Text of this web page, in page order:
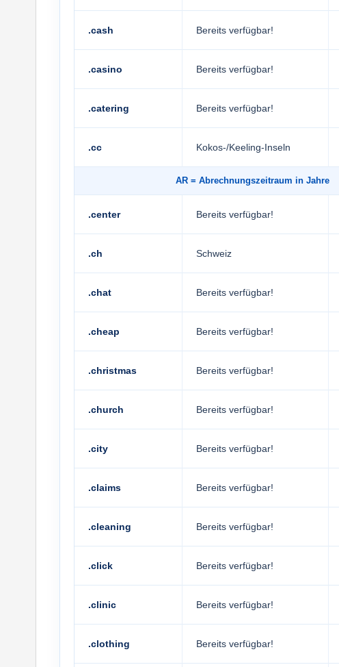
.cash Bereits verfügbar!
.casino Bereits verfügbar!
.catering Bereits verfügbar!
.cc Kokos-/Keeling-Inseln
AR = Abrechnungszeitraum in Jahre
.center Bereits verfügbar!
.ch Schweiz
.chat Bereits verfügbar!
.cheap Bereits verfügbar!
.christmas Bereits verfügbar!
.church Bereits verfügbar!
.city Bereits verfügbar!
.claims Bereits verfügbar!
.cleaning Bereits verfügbar!
.click Bereits verfügbar!
.clinic Bereits verfügbar!
.clothing Bereits verfügbar!